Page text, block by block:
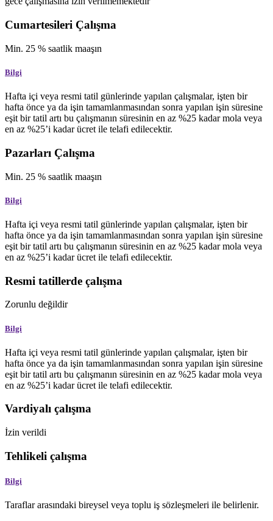
Cumartesileri Çalışma
Min. 25 % saatlik maaşın
Bilgi
Hafta içi veya resmi tatil günlerinde yapılan çalışmalar, işten bir
hafta önce ya da işin tamamlanmasından sonra yapılan işin süresine
eşit bir tatil artı bu çalışmanın süresinin en az %25 kadar mola veya
en az %25’i kadar ücret ile telafi edilecektir.
Pazarları Çalışma
Min. 25 % saatlik maaşın
Bilgi
Hafta içi veya resmi tatil günlerinde yapılan çalışmalar, işten bir
hafta önce ya da işin tamamlanmasından sonra yapılan işin süresine
eşit bir tatil artı bu çalışmanın süresinin en az %25 kadar mola veya
en az %25’i kadar ücret ile telafi edilecektir.
Resmi tatillerde çalışma
Zorunlu değildir
Bilgi
Hafta içi veya resmi tatil günlerinde yapılan çalışmalar, işten bir
hafta önce ya da işin tamamlanmasından sonra yapılan işin süresine
eşit bir tatil artı bu çalışmanın süresinin en az %25 kadar mola veya
en az %25’i kadar ücret ile telafi edilecektir.
Vardiyalı çalışma
İzin verildi
Tehlikeli çalışma
Bilgi
Taraflar arasındaki bireysel veya toplu iş sözleşmeleri ile belirlenir.